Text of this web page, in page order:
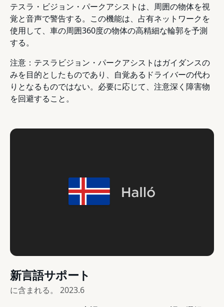
テスラ・ビジョン・パークアシストは、周囲の物体を視
覚と音声で警告する。この機能は、占有ネットワークを
使用して、車の周囲360度の物体の高精細な輪郭を予測
する。
注意：テスラビジョン・パークアシストはガイダンスの
みを目的としたものであり、自覚あるドライバーの代わ
りとなるものではない。必要に応じて、注意深く障害物
を回避すること。
新言語サポート
に含まれる。 2023.6